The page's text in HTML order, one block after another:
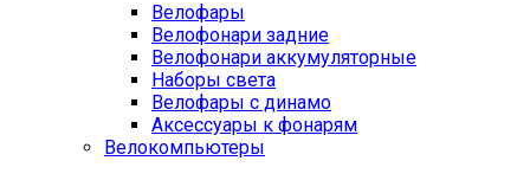
Велофары
Велофонари задние
Велофонари аккумуляторные
Наборы света
Велофары с динамо
Аксессуары к фонарям
Велокомпьютеры